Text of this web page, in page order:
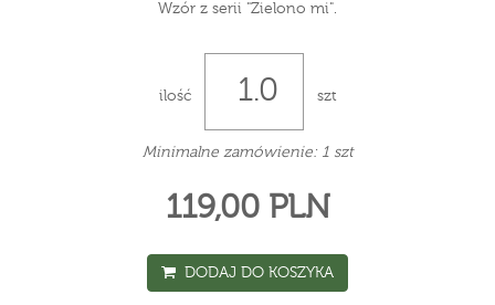
Wzór z serii "Zielono mi".
ilość szt
Minimalne zamówienie: 1 szt
119,00 PLN
DODAJ DO KOSZYKA